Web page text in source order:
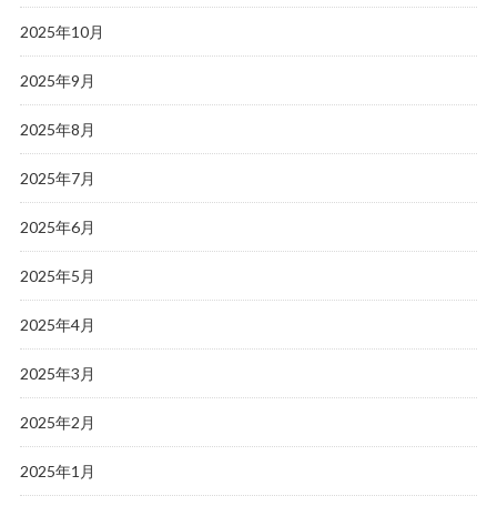
2025年10月
2025年9月
2025年8月
2025年7月
2025年6月
2025年5月
2025年4月
2025年3月
2025年2月
2025年1月